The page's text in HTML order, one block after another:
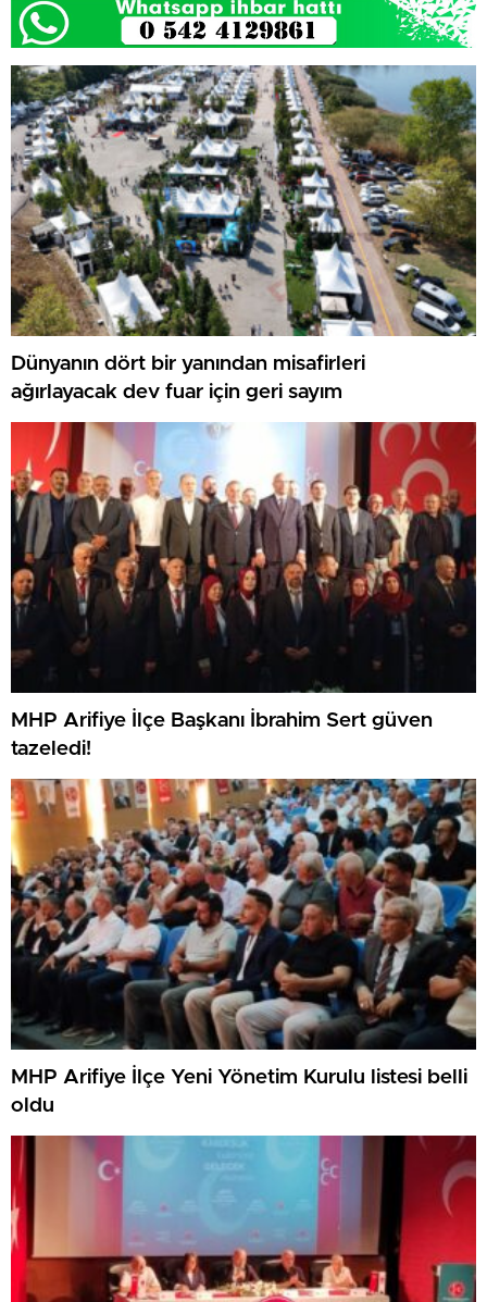
Dünyanın dört bir yanından misafirleri
ağırlayacak dev fuar için geri sayım
MHP Arifiye İlçe Başkanı İbrahim Sert güven
tazeledi!
MHP Arifiye İlçe Yeni Yönetim Kurulu listesi belli
oldu